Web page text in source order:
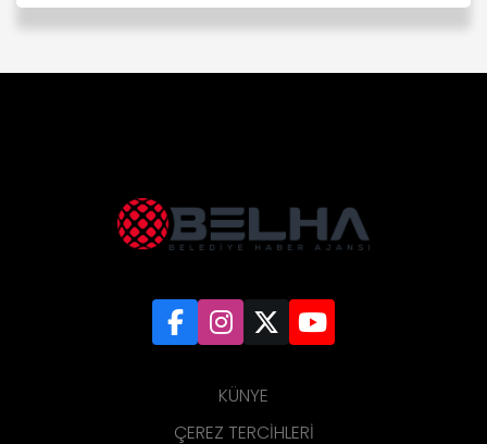
KÜNYE
ÇEREZ TERCIHLERI